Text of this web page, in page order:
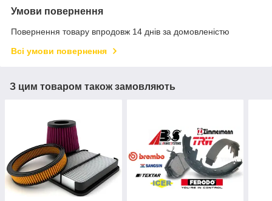
Умови повернення
Повернення товару впродовж 14 днів за домовленістю
Всі умови повернення
З цим товаром також замовляють